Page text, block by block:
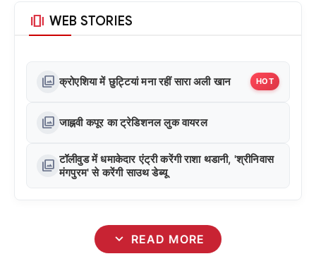
amp_stories WEB STORIES
photo_library क्रोएशिया में छुट्टियां मना रहीं सारा अली खान HOT
photo_library जाह्नवी कपूर का ट्रेडिशनल लुक वायरल
photo_library टॉलीवुड में धमाकेदार एंट्री करेंगी राशा थडानी, 'श्रीनिवास
मंगपुरम' से करेंगी साउथ डेब्यू
expand_more READ MORE